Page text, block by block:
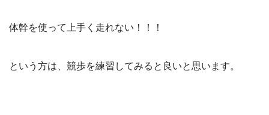
体幹を使って上手く走れない！！！
という方は、競歩を練習してみると良いと思います。